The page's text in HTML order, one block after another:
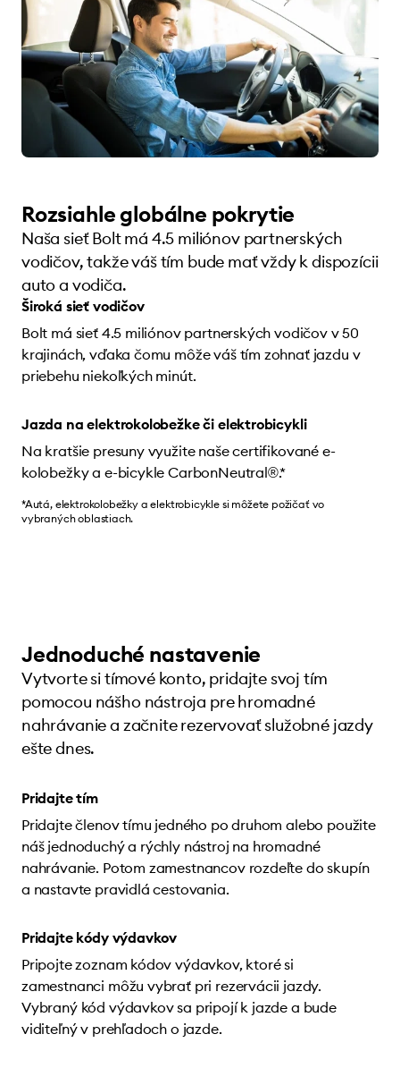
Rozsiahle globálne pokrytie
Naša sieť Bolt má 4.5 miliónov partnerských
vodičov, takže váš tím bude mať vždy k dispozícii
auto a vodiča.
Široká sieť vodičov
Bolt má sieť 4.5 miliónov partnerských vodičov v 50
krajinách, vďaka čomu môže váš tím zohnať jazdu v
priebehu niekoľkých minút.
Jazda na elektrokolobežke či elektrobicykli
Na kratšie presuny využite naše certifikované e-
kolobežky a e-bicykle CarbonNeutral®.*
*Autá, elektrokolobežky a elektrobicykle si môžete požičať vo
vybraných oblastiach.
Jednoduché nastavenie
Vytvorte si tímové konto, pridajte svoj tím
pomocou nášho nástroja pre hromadné
nahrávanie a začnite rezervovať služobné jazdy
ešte dnes.
Pridajte tím
Pridajte členov tímu jedného po druhom alebo použite
náš jednoduchý a rýchly nástroj na hromadné
nahrávanie. Potom zamestnancov rozdeľte do skupín
a nastavte pravidlá cestovania.
Pridajte kódy výdavkov
Pripojte zoznam kódov výdavkov, ktoré si
zamestnanci môžu vybrať pri rezervácii jazdy.
Vybraný kód výdavkov sa pripojí k jazde a bude
viditeľný v prehľadoch o jazde.